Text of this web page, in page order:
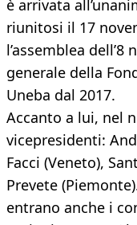
è arrivata
riunitosi il 17
l’assemblea
generale della
Uneba dal 2017.
Accanto a lui, nel
vicepresidenti:
Facci (Veneto),
Prevete
entrano anche i